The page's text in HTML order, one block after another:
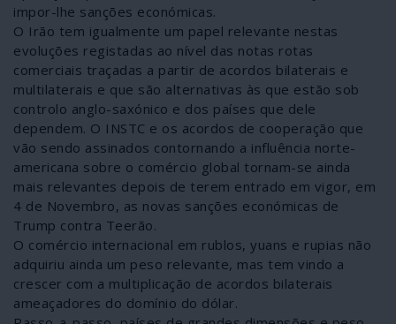
impor-lhe sanções económicas.
O Irão tem igualmente um papel relevante nestas
evoluções registadas ao nível das notas rotas
comerciais traçadas a partir de acordos bilaterais e
multilaterais e que são alternativas às que estão sob
controlo anglo-saxónico e dos países que dele
dependem. O INSTC e os acordos de cooperação que
vão sendo assinados contornando a influência norte-
americana sobre o comércio global tornam-se ainda
mais relevantes depois de terem entrado em vigor, em
4 de Novembro, as novas sanções económicas de
Trump contra Teerão.
O comércio internacional em rublos, yuans e rupias não
adquiriu ainda um peso relevante, mas tem vindo a
crescer com a multiplicação de acordos bilaterais
ameaçadores do domínio do dólar.